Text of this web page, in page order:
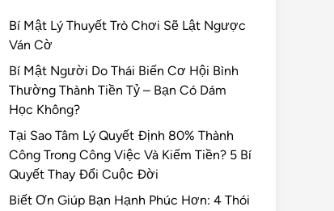
Bí Mật Lý Thuyết Trò Chơi Sẽ Lật Ngược
Ván Cờ
Bí Mật Người Do Thái Biến Cơ Hội Bình
Thường Thành Tiền Tỷ – Bạn Có Dám
Học Không?
Tại Sao Tâm Lý Quyết Định 80% Thành
Công Trong Công Việc Và Kiếm Tiền? 5 Bí
Quyết Thay Đổi Cuộc Đời
Biết Ơn Giúp Bạn Hạnh Phúc Hơn: 4 Thói